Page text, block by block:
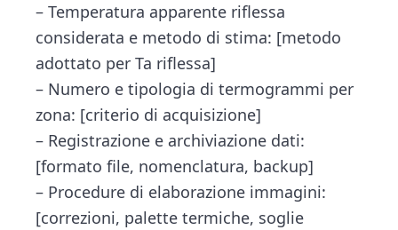
– Temperatura apparente riflessa
considerata e metodo di stima: [metodo
adottato per Ta riflessa]
– Numero e tipologia di termogrammi per
zona: [criterio di acquisizione]
– Registrazione e archiviazione dati:
[formato file, nomenclatura, backup]
– Procedure di elaborazione immagini:
[correzioni, palette termiche, soglie